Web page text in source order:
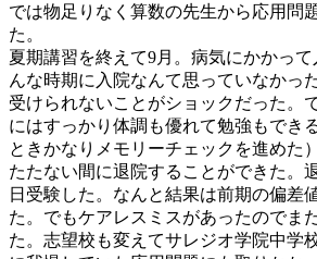
では物足りなく算数の先生から応用問
た。
夏期講習を終えて9月。病気にかかって
んな時期に入院なんて思っていなかっ
受けられないことがショックだった。
にはすっかり体調も優れて勉強もでき
ときかなりメモリーチェックを進めた
たたない間に退院することができた。
日受験した。なんと結果は前期の偏差
た。でもケアレスミスがあったのでま
た。志望校も変えてサレジオ学院中学